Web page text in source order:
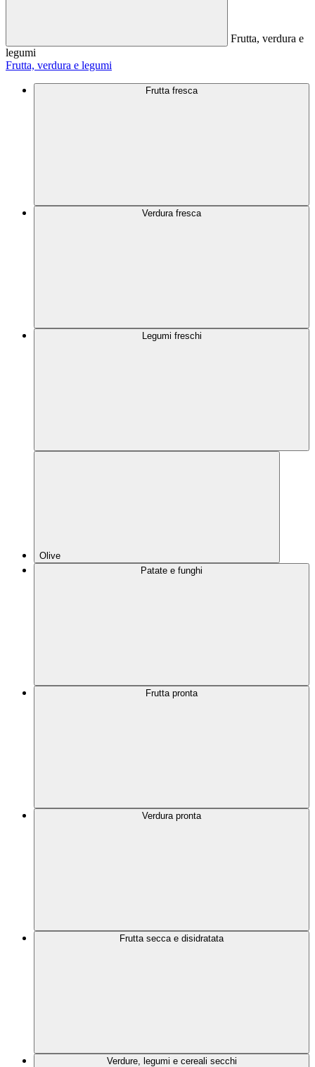
Frutta, verdura e
legumi
Frutta, verdura e legumi
Frutta fresca
Verdura fresca
Legumi freschi
Olive
Patate e funghi
Frutta pronta
Verdura pronta
Frutta secca e disidratata
Verdure, legumi e cereali secchi